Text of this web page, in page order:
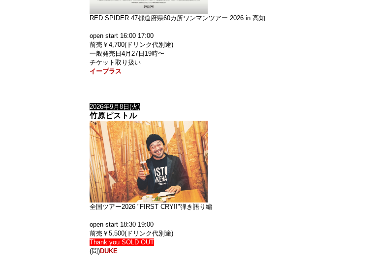
RED SPIDER 47都道府県60カ所ワンマンツアー 2026 in 高知
open start 16:00 17:00
前売￥4,700(ドリンク代別途)
一般発売日4月27日19時〜
チケット取り扱い
イープラス
2026年9月8日(火)
竹原ピストル
全国ツアー2026 "FIRST CRY!!"弾き語り編
open start 18:30 19:00
前売￥5,500(ドリンク代別途)
Thank you SOLD OUT
(問)DUKE